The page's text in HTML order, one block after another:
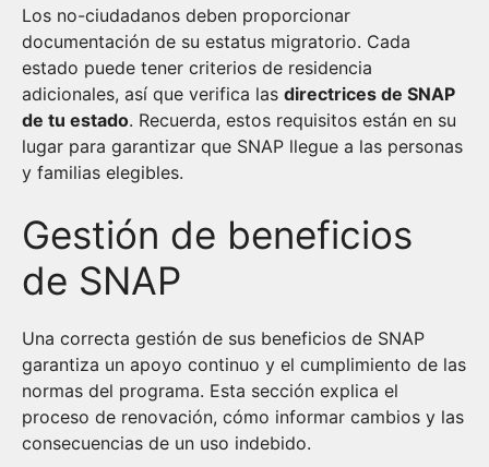
Los no-ciudadanos deben proporcionar
documentación de su estatus migratorio. Cada
estado puede tener criterios de residencia
adicionales, así que verifica las directrices de SNAP
de tu estado. Recuerda, estos requisitos están en su
lugar para garantizar que SNAP llegue a las personas
y familias elegibles.
Gestión de beneficios
de SNAP
Una correcta gestión de sus beneficios de SNAP
garantiza un apoyo continuo y el cumplimiento de las
normas del programa. Esta sección explica el
proceso de renovación, cómo informar cambios y las
consecuencias de un uso indebido.